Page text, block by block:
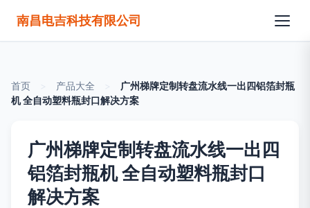
南昌电吉科技有限公司
首页 产品大全
广州梯牌定制转盘流水线一出四铝箔封瓶
机 全自动塑料瓶封口解决方案
广州梯牌定制转盘流水线一出四
铝箔封瓶机 全自动塑料瓶封口
解决方案